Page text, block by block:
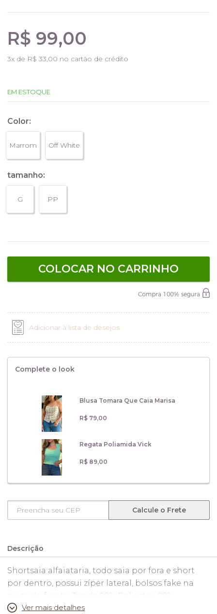
R$ 99,00
3x de R$ 33,00 no cartão de crédito
EM ESTOQUE
Color:
Marrom Off White
tamanho:
G PP
COLOCAR NO CARRINHO
Adicionar à lista de desejos
Complete o look
Blusa Tomara Que Caia Marisa
R$ 79,00
Regata Poliamida Vick
R$ 89,00
Calcule o Frete
Descrição
Shortsaia alfaiataria, todo saia por fora e short
por dentro, possui zíper lateral, bolsos fake na
parte da frente. Tecido 95% Poliester, 05%
Elastano.
Ver mais detalhes